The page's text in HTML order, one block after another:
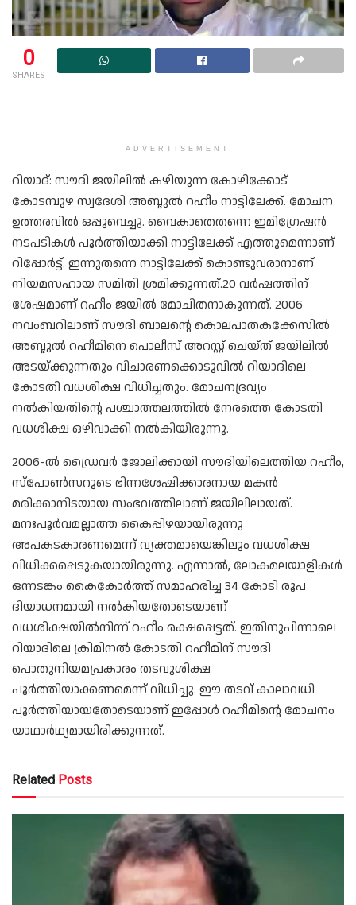
0
SHARES
ADVERTISEMENT
റിയാദ്: സൗദി ജയിലിൽ കഴിയുന്ന കോഴിക്കോട്
കോടമ്പുഴ സ്വദേശി അബ്ദുൽ റഹീം നാട്ടിലേക്ക്. മോചന
ഉത്തരവിൽ ഒപ്പുവെച്ചു. വൈകാതെതന്നെ ഇമിഗ്രേഷൻ
നടപടികൾ പൂർത്തിയാക്കി നാട്ടിലേക്ക് എത്തുമെന്നാണ്
റിപ്പോർട്ട്. ഇന്നുതന്നെ നാട്ടിലേക്ക് കൊണ്ടുവരാനാണ്
നിയമസഹായ സമിതി ശ്രമിക്കുന്നത്.20 വർഷത്തിന്
ശേഷമാണ് റഹീം ജയിൽ മോചിതനാകുന്നത്. 2006
നവംബറിലാണ് സൗദി ബാലന്റെ കൊലപാതകക്കേസിൽ
അബ്ദുൽ റഹീമിനെ പൊലീസ് അറസ്റ്റ് ചെയ്ത് ജയിലിൽ
അടയ്ക്കുന്നതും വിചാരണക്കൊടുവിൽ റിയാദിലെ
കോടതി വധശിക്ഷ വിധിച്ചതും. മോചനദ്രവ്യം
നൽകിയതിന്റെ പശ്ചാത്തലത്തിൽ നേരത്തെ കോടതി
വധശിക്ഷ ഒഴിവാക്കി നൽകിയിരുന്നു.
2006-ൽ ഡ്രൈവർ ജോലിക്കായി സൗദിയിലെത്തിയ റഹീം,
സ്പോൺസറുടെ ഭിന്നശേഷിക്കാരനായ മകൻ
മരിക്കാനിടയായ സംഭവത്തിലാണ് ജയിലിലായത്.
മനഃപൂർവമല്ലാത്ത കൈപ്പിഴയായിരുന്നു
അപകടകാരണമെന്ന് വ്യക്തമായെങ്കിലും വധശിക്ഷ
വിധിക്കപ്പെടുകയായിരുന്നു. എന്നാൽ, ലോകമലയാളികൾ
ഒന്നടങ്കം കൈകോർത്ത് സമാഹരിച്ച 34 കോടി രൂപ
ദിയാധനമായി നൽകിയതോടെയാണ്
വധശിക്ഷയിൽനിന്ന് റഹീം രക്ഷപ്പെട്ടത്. ഇതിനുപിന്നാലെ
റിയാദിലെ ക്രിമിനൽ കോടതി റഹീമിന് സൗദി
പൊതുനിയമപ്രകാരം തടവുശിക്ഷ
പൂർത്തിയാക്കണമെന്ന് വിധിച്ചു. ഈ തടവ് കാലാവധി
പൂർത്തിയായതോടെയാണ് ഇപ്പോൾ റഹീമിന്റെ മോചനം
യാഥാർഥ്യമായിരിക്കുന്നത്.
Related Posts